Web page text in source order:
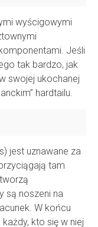
wyścigowymi
Jeśli
tak bardzo, jak
swojej ukochanej
hardtailu.
jest uznawane za
tam
są noszeni na
W końcu
kto się w niej